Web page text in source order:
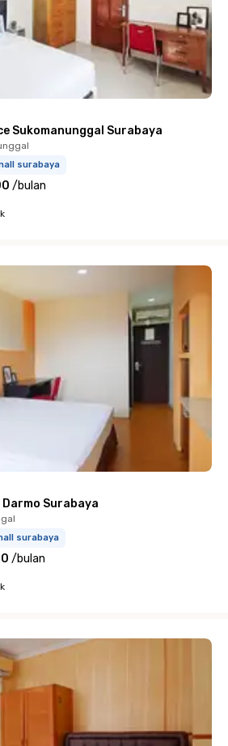
Sukomanunggal Surabaya
surabaya
/bulan
Surabaya
surabaya
/bulan